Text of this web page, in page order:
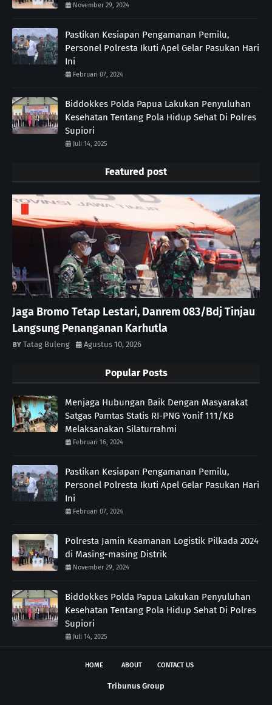
November 29, 2024
Pastikan Kesiapan Pengamanan Pemilu,
Personel Polresta Ikuti Apel Gelar Pasukan Hari
Ini
Februari 07, 2024
Biddokkes Polda Papua Lakukan Penyuluhan
Kesehatan Tentang Pola Hidup Sehat Di Polres
Supiori
Juli 14, 2025
Featured post
Jaga Bromo Tetap Lestari, Danrem 083/Bdj Tinjau
Langsung Penanganan Karhutla
Tatag Buleng Agustus 10, 2026
Popular Posts
Menjaga Hubungan Baik Dengan Masyarakat
Satgas Pamtas Statis RI-PNG Yonif 111/KB
Melaksanakan Silaturrahmi
Februari 16, 2024
Pastikan Kesiapan Pengamanan Pemilu,
Personel Polresta Ikuti Apel Gelar Pasukan Hari
Ini
Februari 07, 2024
Polresta Jamin Keamanan Logistik Pilkada 2024
di Masing-masing Distrik
November 29, 2024
Biddokkes Polda Papua Lakukan Penyuluhan
Kesehatan Tentang Pola Hidup Sehat Di Polres
Supiori
Juli 14, 2025
HOME ABOUT CONTACT US
Tribunus Group